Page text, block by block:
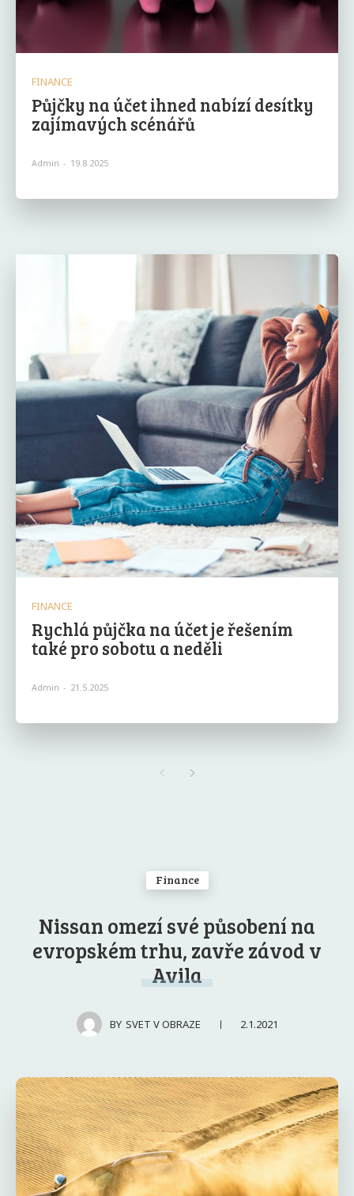
FINANCE
Půjčky na účet ihned nabízí desítky
zajímavých scénářů
Admin - 19.8.2025
FINANCE
Rychlá půjčka na účet je řešením
také pro sobotu a neděli
Admin - 21.5.2025